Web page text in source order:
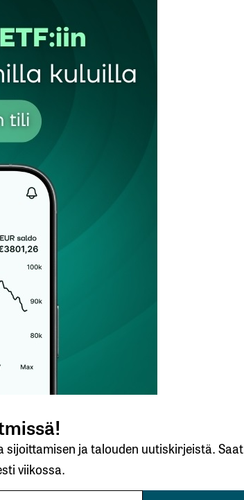
Sähköpostiosoitteesi
sijoittamisen ja talouden uutiskirjeistä. Saat
viikossa.